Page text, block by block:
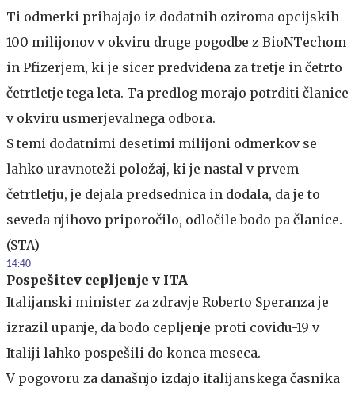
Ti odmerki prihajajo iz dodatnih oziroma opcijskih
100 milijonov v okviru druge pogodbe z BioNTechom
in Pfizerjem, ki je sicer predvidena za tretje in četrto
četrtletje tega leta. Ta predlog morajo potrditi članice
v okviru usmerjevalnega odbora.
S temi dodatnimi desetimi milijoni odmerkov se
lahko uravnoteži položaj, ki je nastal v prvem
četrtletju, je dejala predsednica in dodala, da je to
seveda njihovo priporočilo, odločile bodo pa članice.
(STA)
14:40
Pospešitev cepljenje v ITA
Italijanski minister za zdravje Roberto Speranza je
izrazil upanje, da bodo cepljenje proti covidu-19 v
Italiji lahko pospešili do konca meseca.
V pogovoru za današnjo izdajo italijanskega časnika